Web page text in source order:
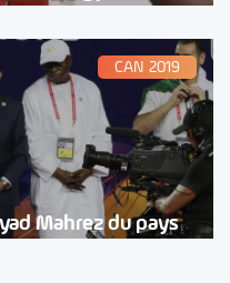
CAN 2019
Mahrez du pays